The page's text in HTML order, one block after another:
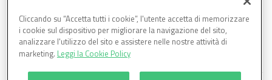
Cookies
Cliccando su “Accetta tutti i cookie”, l'utente accetta di memorizzare
i cookie sul dispositivo per migliorare la navigazione del sito,
analizzare l'utilizzo del sito e assistere nelle nostre attività di
marketing. Leggi la Cookie Policy